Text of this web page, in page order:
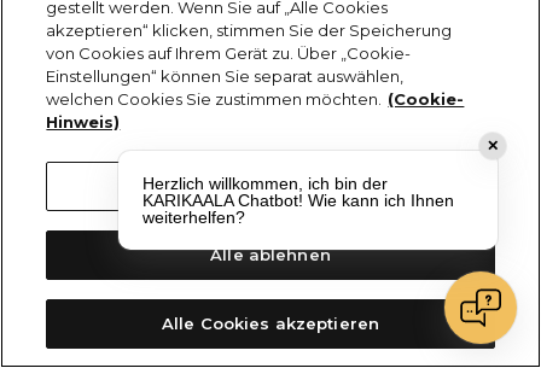
gestellt werden. Wenn Sie auf „Alle Cookies
akzeptieren“ klicken, stimmen Sie der Speicherung
von Cookies auf Ihrem Gerät zu. Über „Cookie-
Einstellungen“ können Sie separat auswählen,
welchen Cookies Sie zustimmen möchten.
(Cookie-
Hinweis)
Cookie-Einstellungen
Alle ablehnen
Alle Cookies akzeptieren
✕
Herzlich willkommen, ich bin der
KARIKAALA Chatbot! Wie kann ich Ihnen
weiterhelfen?